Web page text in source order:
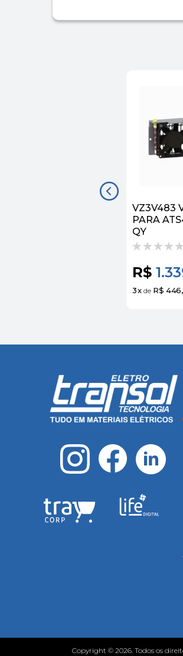
VZ3V483
PARA
QY
R$
3x de R$
Copyright © 2026. Todos os